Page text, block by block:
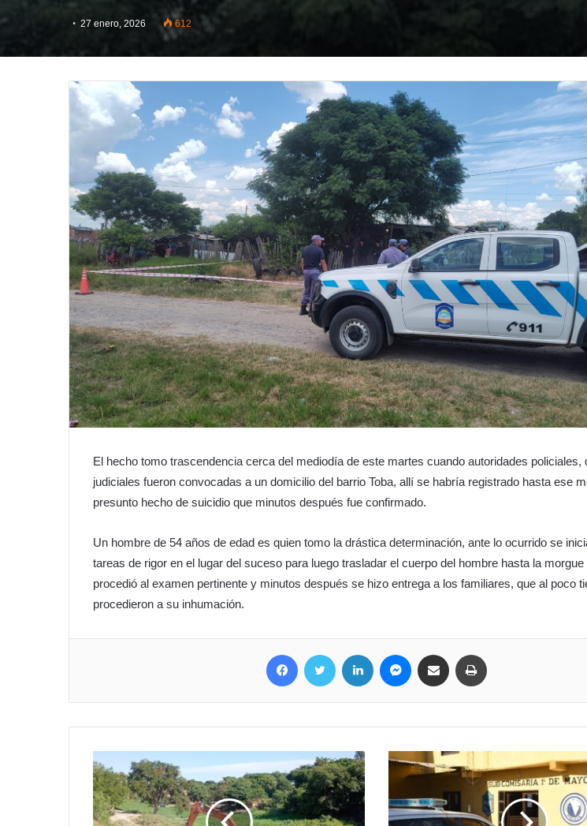
27 enero, 2026 612
El hecho tomo trascendencia cerca del mediodía de este martes cuando autoridades policiales,
judiciales fueron convocadas a un domicilio del barrio Toba, allí se habría registrado hasta ese
presunto hecho de suicidio que minutos después fue confirmado.
Un hombre de 54 años de edad es quien tomo la drástica determinación, ante lo ocurrido se
tareas de rigor en el lugar del suceso para luego trasladar el cuerpo del hombre hasta la morgue
procedió al examen pertinente y minutos después se hizo entrega a los familiares, que al poco
procedieron a su inhumación.